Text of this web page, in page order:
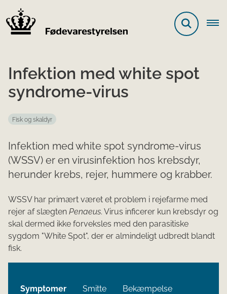
Infektion med white spot
syndrome-virus
Fisk og skaldyr
Infektion med white spot syndrome-virus
(WSSV) er en virusinfektion hos krebsdyr,
herunder krebs, rejer, hummere og krabber.
​​WSSV har primært været et problem i rejefarme med
rejer af slægten Pe​naeus. Virus inficerer kun krebsdyr og
skal dermed ikke forveksles med den parasitiske
sygdom "White Spot", der er almindeligt udbredt blandt
fisk.
Symptomer Smitte Bekæmpelse